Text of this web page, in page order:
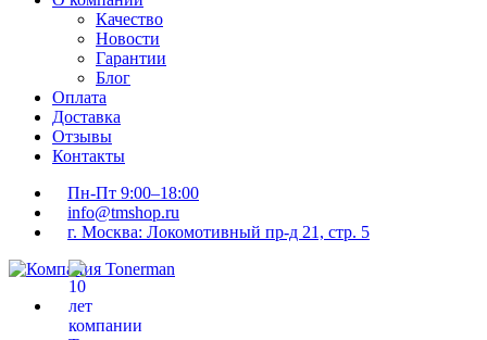
Качество
Новости
Гарантии
Блог
Оплата
Доставка
Отзывы
Контакты
Пн-Пт 9:00–18:00
info@tmshop.ru
г. Москва: Локомотивный пр-д 21, стр. 5